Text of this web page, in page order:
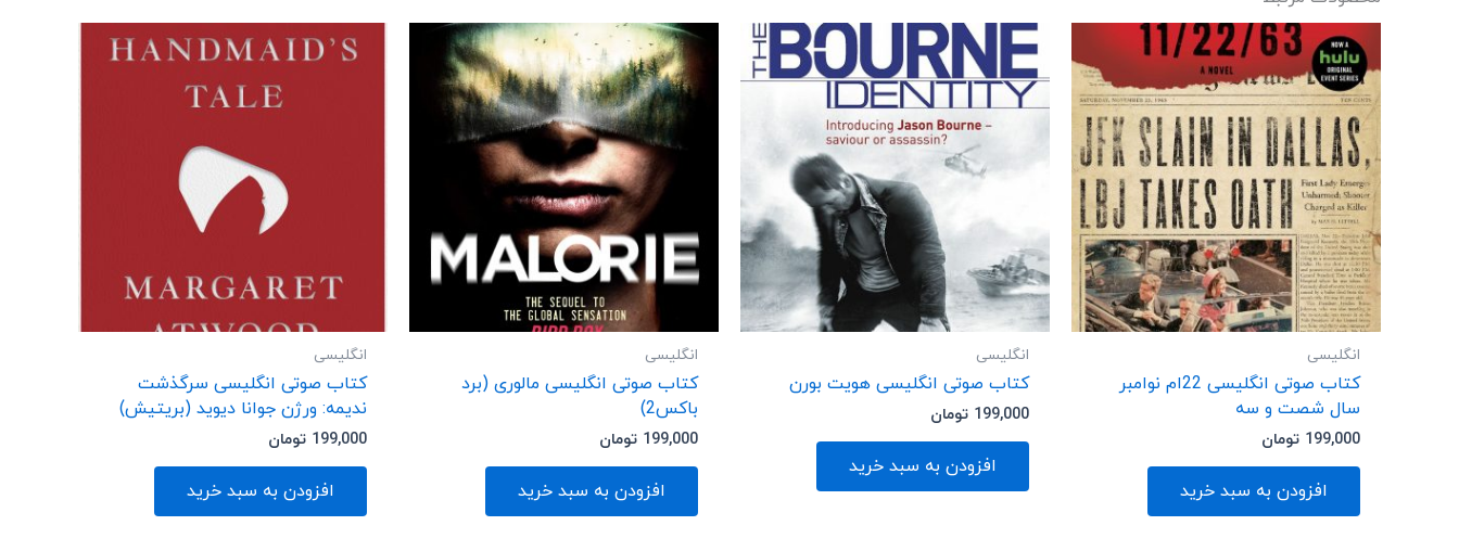
انگلیسی
کتاب صوتی انگلیسی 22ام نوامبر
سال شصت و سه
199,000 تومان
افزودن به سبد خرید
انگلیسی
کتاب صوتی انگلیسی هویت بورن
199,000 تومان
افزودن به سبد خرید
انگلیسی
کتاب صوتی انگلیسی مالوری (برد
باکس2)
199,000 تومان
افزودن به سبد خرید
انگلیسی
کتاب صوتی انگلیسی سرگذشت
ندیمه: ورژن جوانا دیوید (بریتیش)
199,000 تومان
افزودن به سبد خرید